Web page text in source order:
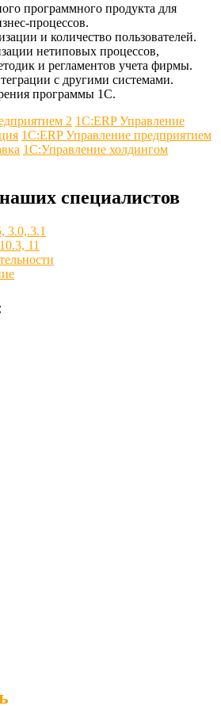
программного продукта для
процессов.
и количество пользователей.
нетиповых процессов,
и регламентов учета фирмы.
с другими системами.
программы 1С.
2 1С:ERP Управление
1С:ERP Управление предприятием
1С:Управление холдингом
специалистов
3.0,.3.1
11